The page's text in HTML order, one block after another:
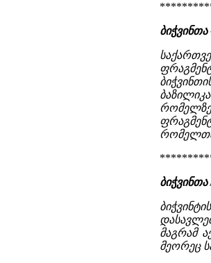
მაგრამ
მეორეც